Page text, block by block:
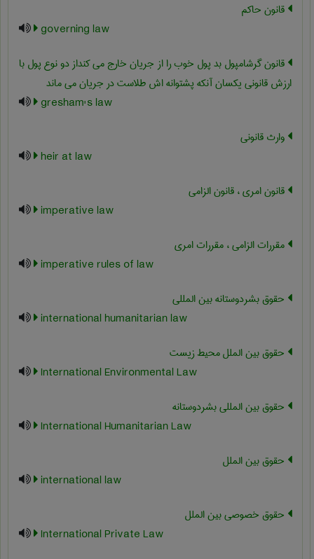
قانون حاکم
governing law
قانون گرشامپول بد پول خوب را از جریان خارج می کنداز دو نوع پول با
ارزش قانونی یکسان آنکه پشتوانه اش طلاست در جریان می ماند
gresham's law
وارث قانونی
heir at law
قانون امری ، قانون الزامی
imperative law
مقررات الزامی ، مقررات امری
imperative rules of law
حقوق بشردوستانه بین المللی
international humanitarian law
حقوق بین الملل محیط زیست
International Environmental Law
حقوق بین المللی بشردوستانه
International Humanitarian Law
حقوق بین الملل
international law
حقوق خصوصی بین الملل
International Private Law